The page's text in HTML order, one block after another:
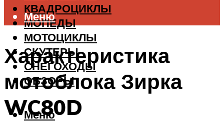
КВАДРОЦИКЛЫ
МОПЕДЫ
МОТОЦИКЛЫ
СКУТЕРЫ
СНЕГОХОДЫ
ОБЗОРЫ
Меню
Меню
Характеристика
мотоблока Зирка
WC80D